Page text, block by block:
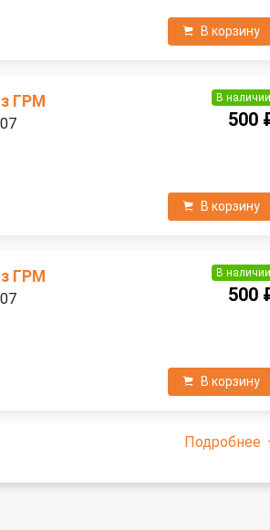
В корзину
ГРМ В наличии
500
В корзину
ГРМ В наличии
500
В корзину
Подробнее